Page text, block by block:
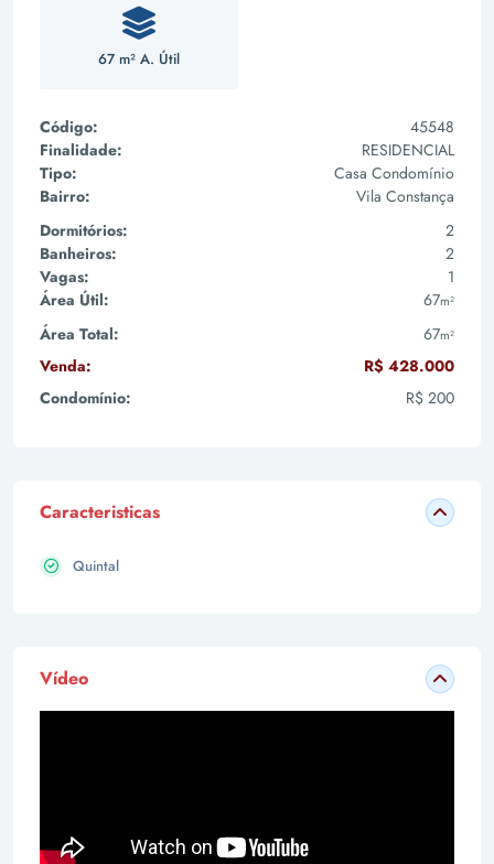
67 m² A. Útil
Código:
45548
Finalidade:
RESIDENCIAL
Tipo:
Casa Condomínio
Bairro:
Vila Constança
Dormitórios:
2
Banheiros:
2
Vagas:
1
Área Útil:
67m²
Área Total: 67m²
Venda:
R$ 428.000
Condomínio:
R$ 200
Caracteristicas
Quintal
Vídeo